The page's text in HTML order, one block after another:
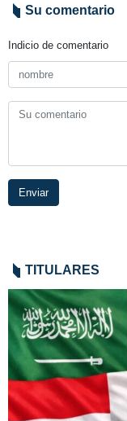
Su comentario
Indicio de comentario
Enviar
TITULARES